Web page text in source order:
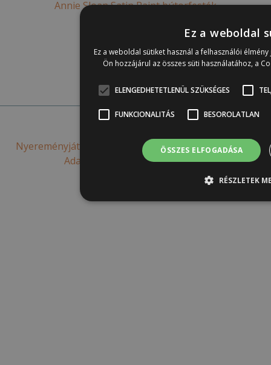
Annie Sloan Satin Paint bútorfesték
© 2026 - Nemiskacat
Nyereményjáték szabályzat Piacutatás adatv. táj.ÁSZF
Adatvédelem
Szállítási feltételek
Ez a weboldal
Ez a weboldal sütiket használ a felhasználói
Ön hozzájárul az összes süti használatához, a
ELENGEDHETETLENÜL SZÜKSÉGES
FUNKCIONALITÁS BESOROLATLAN
ÖSSZES ELFOGADÁSA
RÉSZLETEK